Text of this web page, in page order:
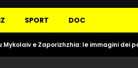
SPORT DOC
e Zaporizhzhia: le immagini dei